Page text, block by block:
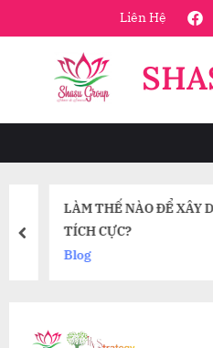
to
Liên Hệ
LÀM THẾ NÀO ĐỂ XÂY
TÍCH CỰC?
Blog
prev